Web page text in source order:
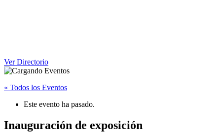
Ver Directorio
« Todos los Eventos
Este evento ha pasado.
Inauguración de exposición